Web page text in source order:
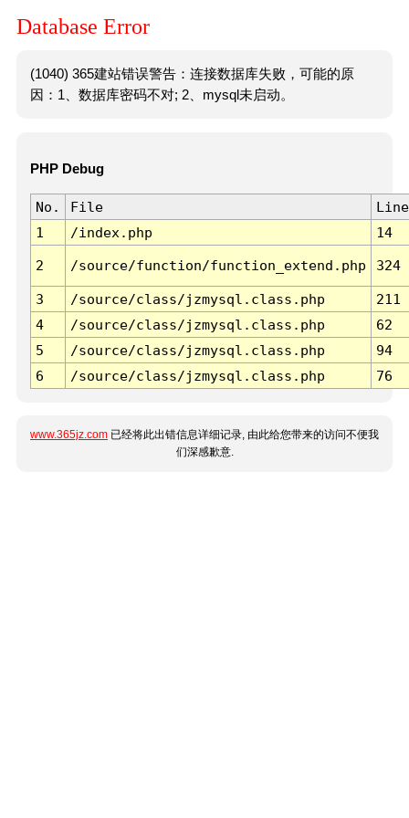
Database Error
(1040) 365建站错误警告：连接数据库失败，可能的原
因：1、数据库密码不对; 2、mysql未启动。
PHP Debug
No. File
Line
1
/index.php 14
2 /source/function/function_extend.php 324
3 /source/class/jzmysql.class.php
211
4
/source/class/jzmysql.class.php
62
5
/source/class/jzmysql.class.php
94
6
/source/class/jzmysql.class.php 76
www.365jz.com 已经将此出错信息详细记录, 由此给您带来的访问不便我
们深感歉意.